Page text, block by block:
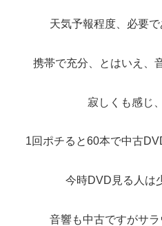
天気予報程度、必要で
携帯で充分、とはいえ、
寂しくも感じ
1回ポチると60本で中古
今時DVD見る人は
音響も中古ですがサラ